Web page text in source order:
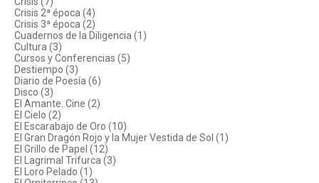
Crisis 2ª época (4)
Crisis 3ª época (2)
Cuadernos de la Diligencia (1)
Cultura (3)
Cursos y Conferencias (5)
Destiempo (3)
Diario de Poesía (6)
Disco (3)
El Amante. Cine (2)
El Cielo (2)
El Escarabajo de Oro (10)
El Gran Dragón Rojo y la Mujer Vestida de Sol (1)
El Grillo de Papel (12)
El Lagrimal Trifurca (3)
El Loro Pelado (1)